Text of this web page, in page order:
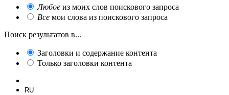
Любое из моих слов поискового запроса
Все мои слова из поискового запроса
Поиск результатов в...
Заголовки и содержание контента
Только заголовки контента
RU